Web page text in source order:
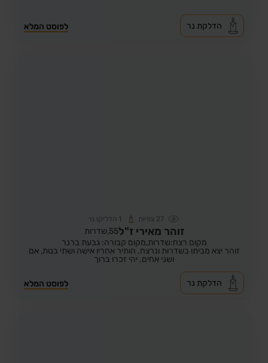
לפוסט המלא הדלקת נר
27 צפיות 1 הדליקו נר
זוהר מאירי ז"ל55, שדרות
מקום רצח:שדרות,מקום קבורה: גבעת ברנר
זוהר יצא מביתו בשדרות ונרצח. הותיר אחריו אישה ושתי בנות, אם
ושני אחים. יהי זכרו ברוך
לפוסט המלא הדלקת נר